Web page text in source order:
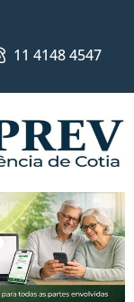
11 4148 4547